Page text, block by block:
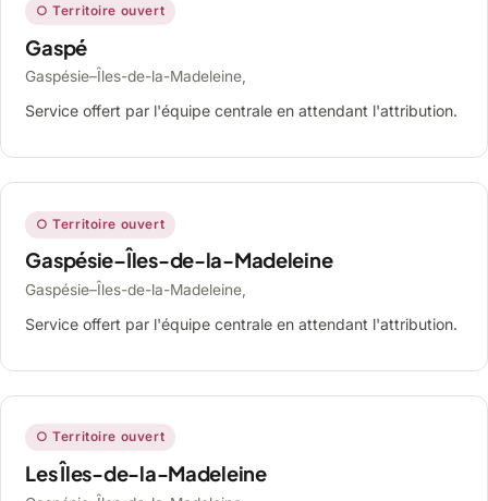
○ Territoire ouvert
Gaspé
Gaspésie–Îles-de-la-Madeleine,
Service offert par l'équipe centrale en attendant l'attribution.
○ Territoire ouvert
Gaspésie–Îles-de-la-Madeleine
Gaspésie–Îles-de-la-Madeleine,
Service offert par l'équipe centrale en attendant l'attribution.
○ Territoire ouvert
Les Îles-de-la-Madeleine